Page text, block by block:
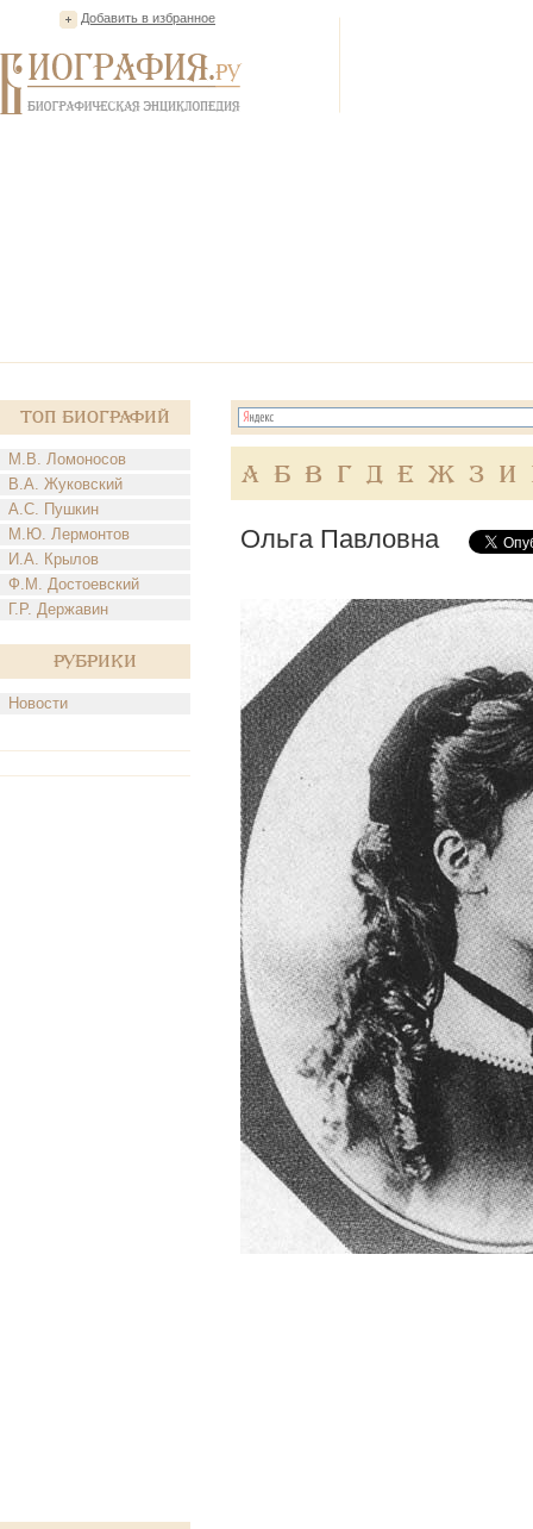
Добавить в избранное
Топ Биографий
М.В. Ломоносов
В.А. Жуковский
А.С. Пушкин
М.Ю. Лермонтов
И.А. Крылов
Ф.М. Достоевский
Г.Р. Державин
Рубрики
Новости
А Б В Г Д Е Ж З И
Ольга Павловна